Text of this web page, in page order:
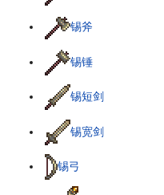
锡斧
锡锤
锡短剑
锡宽剑
锡弓